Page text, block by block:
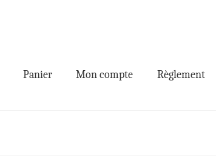
Panier Mon compte Règlement